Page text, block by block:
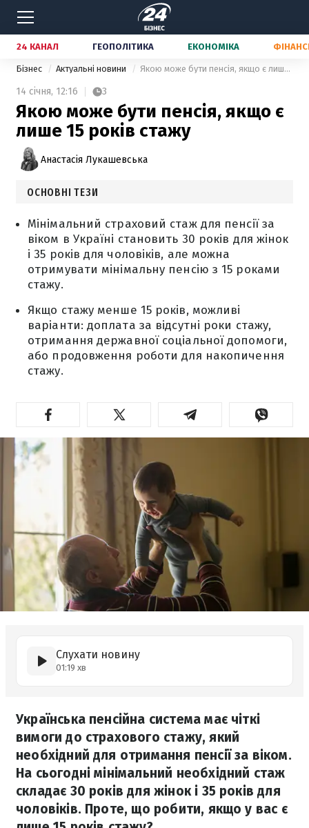
24 КАНАЛ ГЕОПОЛІТИКА ЕКОНОМІКА
Бізнес Актуальні новини Якою може бути пенсія, якщо є лише 15 років стажу
14 січня, 12:16 3
Якою може бути пенсія, якщо є
лише 15 років стажу
Анастасія Лукашевська
ОСНОВНІ ТЕЗИ
Мінімальний страховий стаж для пенсії за
віком в Україні становить 30 років для жінок
і 35 років для чоловіків, але можна
отримувати мінімальну пенсію з 15 роками
стажу.
Якщо стажу менше 15 років, можливі
варіанти: доплата за відсутні роки стажу,
отримання державної соціальної допомоги,
або продовження роботи для накопичення
стажу.
Слухати новину
01:19 хв
Українська пенсійна система має чіткі
вимоги до страхового стажу, який
необхідний для отримання пенсії за віком.
На сьогодні мінімальний необхідний стаж
складає 30 років для жінок і 35 років для
чоловіків. Проте, що робити, якщо у вас є